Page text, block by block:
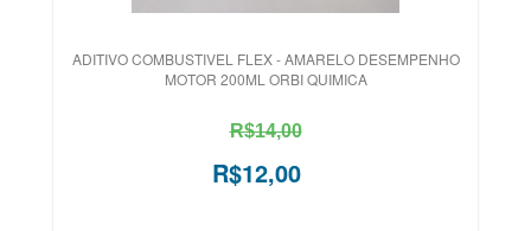
ADITIVO COMBUSTIVEL FLEX - AMARELO DESEMPENHO
MOTOR 200ML ORBI QUIMICA
R$14,00
R$12,00